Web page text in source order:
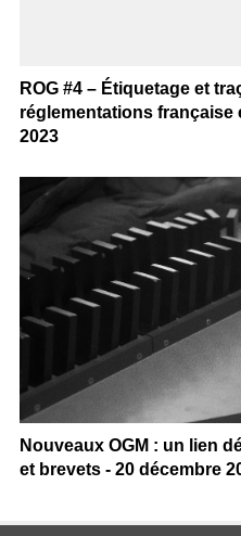
ROG #4 – Étiquetage et
réglementations française
2023
Nouveaux OGM : un lien
et brevets - 20 décembre